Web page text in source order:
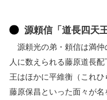
源頼信「道長四天
源頼光の弟・頼信は満仲
人に数えられる藤原道長
王はほかに平維衡（これひ
藤原保昌といった面々が